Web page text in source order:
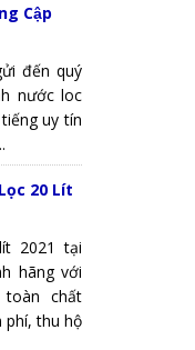
Cập
đến quý
nước loc
uy tín
20 Lít
2021 tại
hãng với
chất
phí, thu hộ